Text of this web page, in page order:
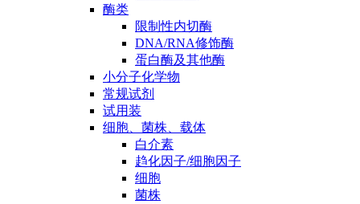
酶类
限制性内切酶
DNA/RNA修饰酶
蛋白酶及其他酶
小分子化学物
常规试剂
试用装
细胞、菌株、载体
白介素
趋化因子/细胞因子
细胞
菌株